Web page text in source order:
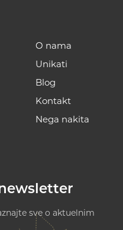
O nama
Unikati
Blog
Kontakt
Nega nakita
sve o aktuelnim